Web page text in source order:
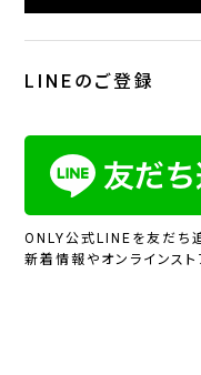
LINEのご登録
ONLY公式LINEを友だち追
新着情報やオンラインス